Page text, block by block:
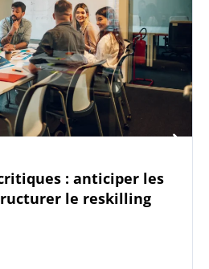
: anticiper les
le reskilling